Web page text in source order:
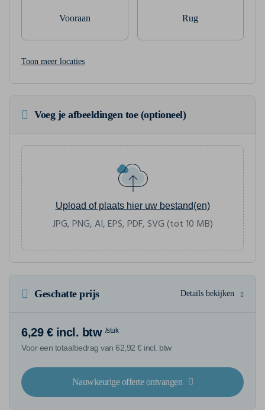
Vooraan Rug
Toon meer locaties
Voeg je afbeeldingen toe (optioneel)
Upload of plaats hier uw bestand(en)
JPG, PNG, AI, EPS, PDF, SVG (tot 10 MB)
Geschatte prijs Details bekijken
6,29 € incl. btw /stuk
Voor een totaalbedrag van 62,92 € incl. btw
Nauwkeurige offerte ontvangen